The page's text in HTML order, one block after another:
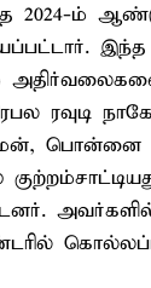
2024-ம்
இந்த
ரவுடி
பொன்னை